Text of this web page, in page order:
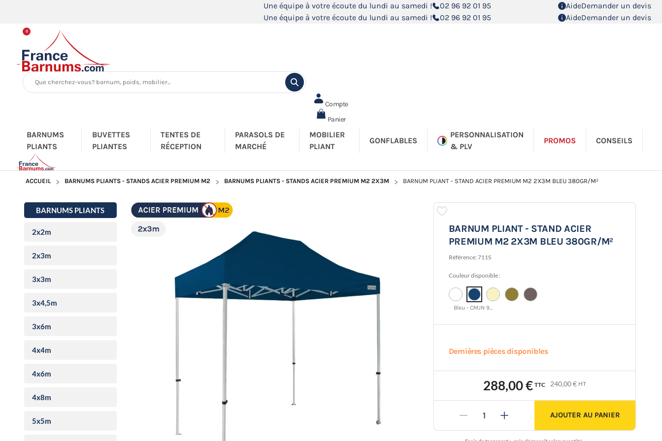
Une équipe à votre écoute du lundi au samedi ! 02 96 92 01 95 AideDemander un devis
Une équipe à votre écoute du lundi au samedi !
02 96 92 01 95 AideDemander un devis
Compte
0
Panier
BARNUMS
PLIANTS
BUVETTES
PLIANTES
TENTES DE
RÉCEPTION
PARASOLS DE
MARCHÉ
MOBILIER
PLIANT
GONFLABLES
PERSONNALISATION
& PLV
PROMOS CONSEILS
ACCUEIL BARNUMS PLIANTS - STANDS ACIER PREMIUM M2 BARNUMS PLIANTS - STANDS ACIER PREMIUM M2 2X3M BARNUM PLIANT - STAND ACIER PREMIUM M2 2X3M BLEU 380GR/M²
BARNUMS PLIANTS
2x2m
2x3m
3x3m
3x4,5m
3x6m
4x4m
4x6m
4x8m
5x5m
BARNUM PLIANT - STAND ACIER
PREMIUM M2 2X3M BLEU 380GR/M²
Référence: 711S
Couleur disponible :
Bleu - CMJN 95 50 3 52
Dernières pièces disponibles
288,00 € TTC 240,00 € HT
- + AJOUTER AU PANIER